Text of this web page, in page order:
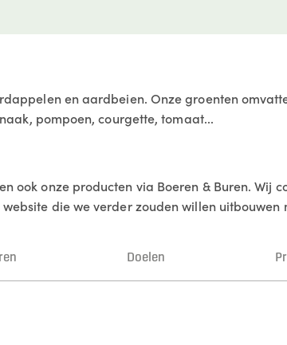
en aardbeien. Onze groenten
pompoen, courgette, tomaat...
ook onze producten via Boeren & Buren. Wij
die we verder zouden willen uitbouwen
Doelen